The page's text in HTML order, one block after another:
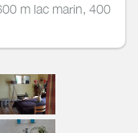
m lac marin, 400